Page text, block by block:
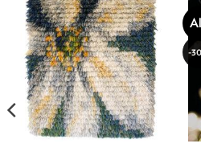
-